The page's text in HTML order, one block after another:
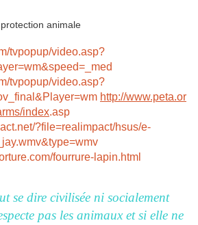
tvpopup/video.asp?
tvpopup/video.asp?
http://www.peta.or
index.asp
?file=realimpact/hsus/e-
fourrure-lapin.html
se dire civilisée ni socialement
pas les animaux et si elle ne